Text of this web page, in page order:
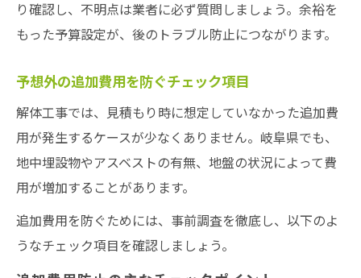
り確認し、不明点は業者に必ず質問しましょう。余裕を
もった予算設定が、後のトラブル防止につながります。
予想外の追加費用を防ぐチェック項目
解体工事では、見積もり時に想定していなかった追加費
用が発生するケースが少なくありません。岐阜県でも、
地中埋設物やアスベストの有無、地盤の状況によって費
用が増加することがあります。
追加費用を防ぐためには、事前調査を徹底し、以下のよ
うなチェック項目を確認しましょう。